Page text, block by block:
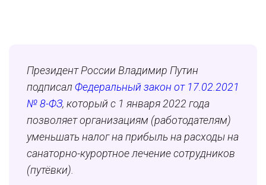
Президент России Владимир Путин
подписал Федеральный закон от 17.02.2021
№ 8-ФЗ, который с 1 января 2022 года
позволяет организациям (работодателям)
уменьшать налог на прибыль на расходы на
санаторно-курортное лечение сотрудников
(путёвки).